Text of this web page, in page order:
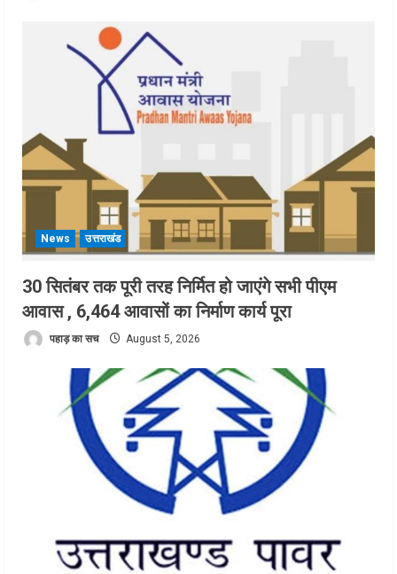
News उत्तराखंड
30 सितंबर तक पूरी तरह निर्मित हो जाएंगे सभी पीएम
आवास , 6,464 आवासों का निर्माण कार्य पूरा
पहाड़ का सच August 5, 2026